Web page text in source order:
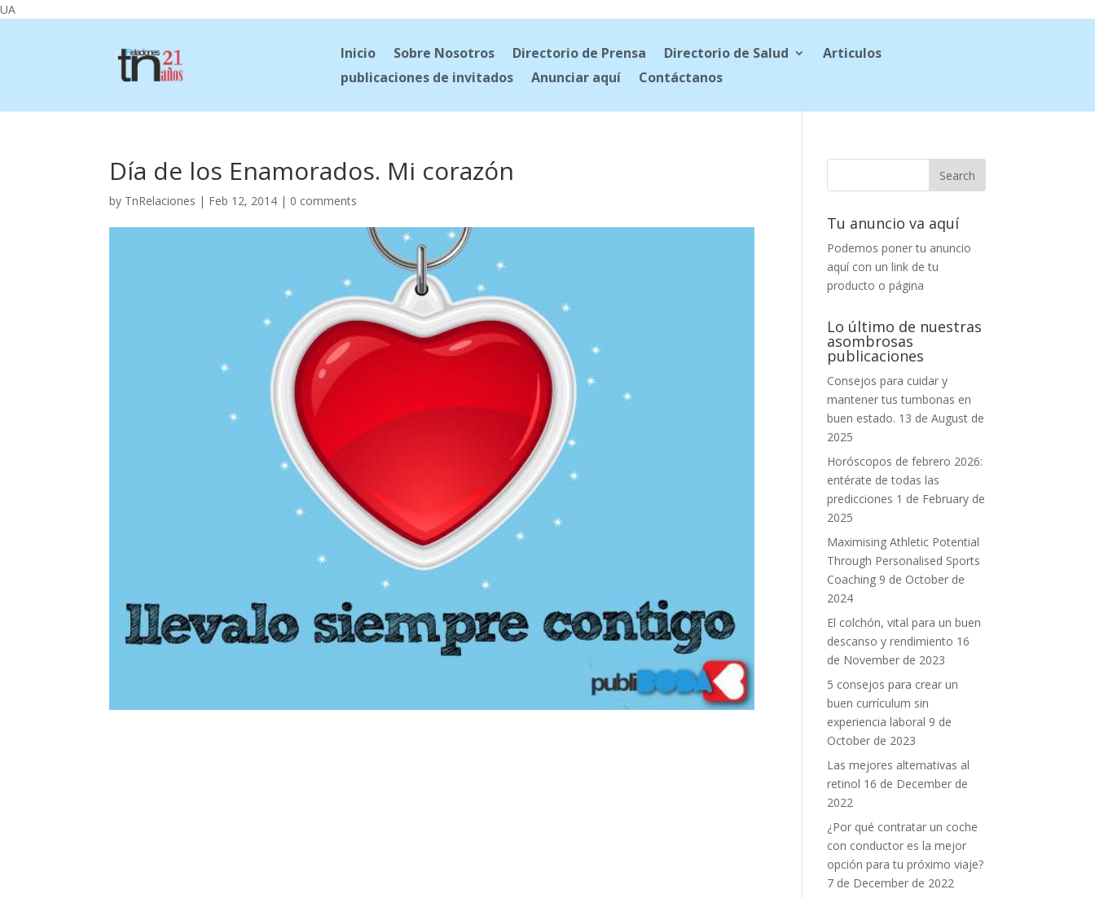
UA
Inicio Sobre Nosotros Directorio de Prensa Directorio de Salud
Articulos
publicaciones de invitados
Anunciar aquí Contáctanos
Día de los Enamorados. Mi corazón
by TnRelaciones | Feb 12, 2014 | 0 comments
Tu anuncio va aquí
Podemos poner tu anuncio
aquí con un link de tu
producto o página
Lo último de nuestras
asombrosas
publicaciones
Consejos para cuidar y
mantener tus tumbonas en
buen estado. 13 de August de
2025
Horóscopos de febrero 2026:
entérate de todas las
predicciones 1 de February de
2025
Maximising Athletic Potential
Through Personalised Sports
Coaching 9 de October de
2024
El colchón, vital para un buen
descanso y rendimiento 16
de November de 2023
5 consejos para crear un
buen currículum sin
experiencia laboral 9 de
October de 2023
Las mejores alternativas al
retinol 16 de December de
2022
¿Por qué contratar un coche
con conductor es la mejor
opción para tu próximo viaje?
7 de December de 2022